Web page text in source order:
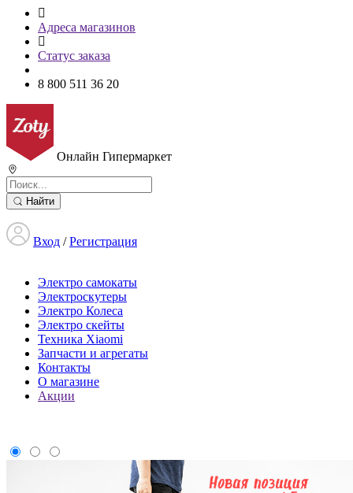
Адреса магазинов
Статус заказа
8 800 511 36 20
Онлайн Гипермаркет
Найти
Вход /Регистрация
Электро самокаты
Электроскутеры
Электро Колеса
Электро скейты
Техника Xiaomi
Запчасти и агрегаты
Контакты
О магазине
Акции